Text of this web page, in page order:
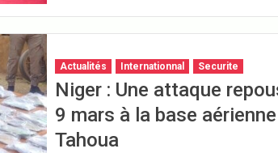
Actualités Internationnal Securite
Niger : Une attaque
9 mars à la base
Tahoua